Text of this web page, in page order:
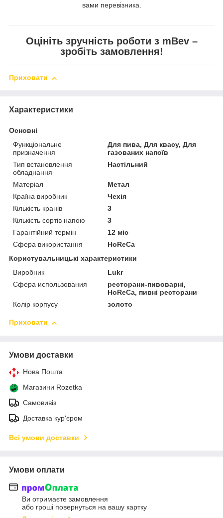
вами перевізника.
Оцініть зручність роботи з mBev –
зробіть замовлення!
Приховати
Характеристики
Основні
Функціональне
призначення
Для пива, Для квасу, Для
газованих напоїв
Тип встановлення
обладнання
Настільний
Матеріал
Метал
Країна виробник
Чехія
Кількість кранів
3
Кількість сортів напою
3
Гарантійний термін
12 міс
Сфера використання
HoReCa
Користувальницькі характеристики
Виробник
Lukr
Сфера использования
ресторани-пивоварні,
HoReCa, пивні ресторани
Колір корпусу
золото
Приховати
Умови доставки
Нова Пошта
Магазини Rozetka
Самовивіз
Доставка кур'єром
Всі умови доставки
Умови оплати
Ви отримаєте замовлення
або гроші повернуться на вашу картку